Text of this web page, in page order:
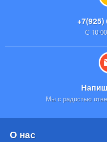
+7(925)
С 10-
Мы с радостью
О нас